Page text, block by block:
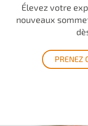
Élevez votre
nouveaux
PRENEZ